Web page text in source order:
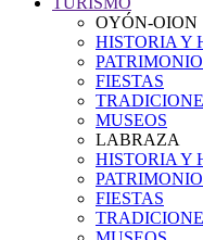
OYÓN-OION
HISTORIA Y
FIESTAS
MUSEOS
LABRAZA
HISTORIA Y
FIESTAS